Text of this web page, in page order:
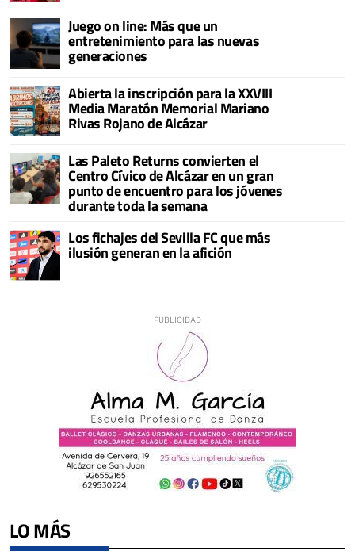
Juego on line: Más que un
entretenimiento para las nuevas
generaciones
Abierta la inscripción para la XXVIII
Media Maratón Memorial Mariano
Rivas Rojano de Alcázar
Las Paleto Returns convierten el
Centro Cívico de Alcázar en un gran
punto de encuentro para los jóvenes
durante toda la semana
Los fichajes del Sevilla FC que más
ilusión generan en la afición
LO MÁS